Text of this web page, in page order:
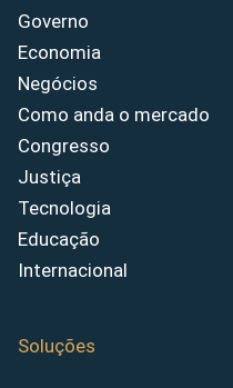
Governo
Economia
Negócios
Como anda o mercado
Congresso
Justiça
Tecnologia
Educação
Internacional
Soluções